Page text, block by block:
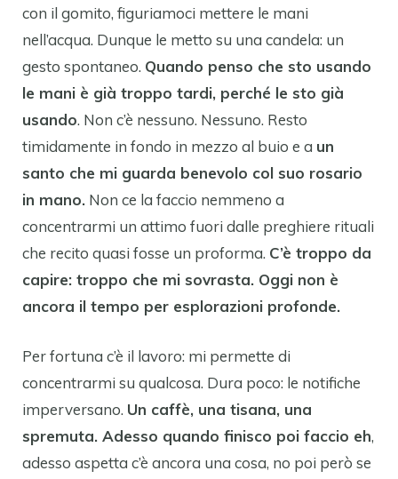
con il gomito, figuriamoci mettere le mani
nell’acqua. Dunque le metto su una candela: un
gesto spontaneo. Quando penso che sto usando
le mani è già troppo tardi, perché le sto già
usando. Non c’è nessuno. Nessuno. Resto
timidamente in fondo in mezzo al buio e a un
santo che mi guarda benevolo col suo rosario
in mano. Non ce la faccio nemmeno a
concentrarmi un attimo fuori dalle preghiere rituali
che recito quasi fosse un proforma. C’è troppo da
capire: troppo che mi sovrasta. Oggi non è
ancora il tempo per esplorazioni profonde.
Per fortuna c’è il lavoro: mi permette di
concentrarmi su qualcosa. Dura poco: le notifiche
imperversano. Un caffè, una tisana, una
spremuta. Adesso quando finisco poi faccio eh,
adesso aspetta c’è ancora una cosa, no poi però se